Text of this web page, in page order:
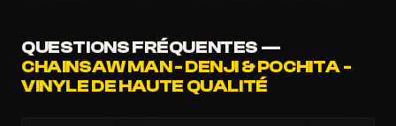
QUESTIONS FRÉQUENTES —
CHAINSAW MAN - DENJI & POCHITA -
VINYLE DE HAUTE QUALITÉ